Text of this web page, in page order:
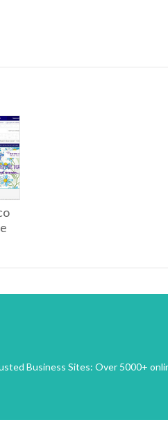
Business Sites: Over 5000+